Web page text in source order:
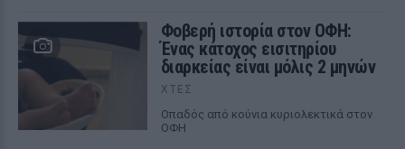
Φοβερή ιστορία στον ΟΦΗ:
Ένας κάτοχος εισιτηρίου
διαρκείας είναι μόλις 2 μηνών
ΧΤΕΣ
Οπαδός από κούνια κυριολεκτικά στον
ΟΦΗ